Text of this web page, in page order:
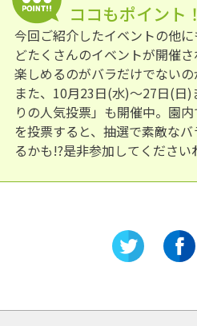
ココもポイント！
今回ご紹介したイベントの他
どたくさんのイベントが開催さ
楽しめるのがバラだけでない
また、10月23日(水)～27日(日
りの人気投票」も開催中。園
を投票すると、抽選で素敵な
るかも!?是非参加してください